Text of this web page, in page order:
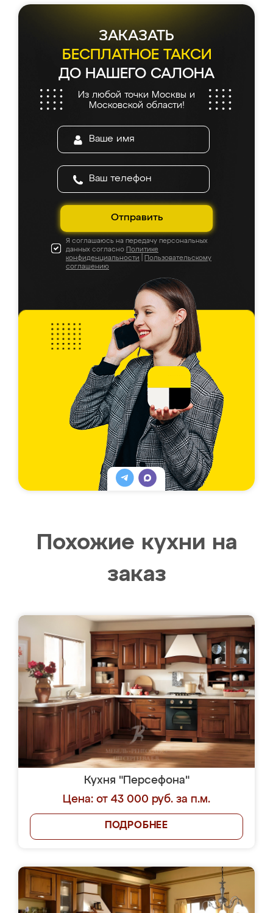
ЗАКАЗАТЬ
БЕСПЛАТНОЕ ТАКСИ
ДО НАШЕГО САЛОНА
Из любой точки Москвы и
Московской области!
Отправить
Я соглашаюсь на передачу персональных
данных согласно Политике
конфиденциальности
Пользовательскому
соглашению
Похожие кухни на
заказ
Кухня "Персефона"
Цена: от 43 000 руб. за п.м.
ПОДРОБНЕЕ